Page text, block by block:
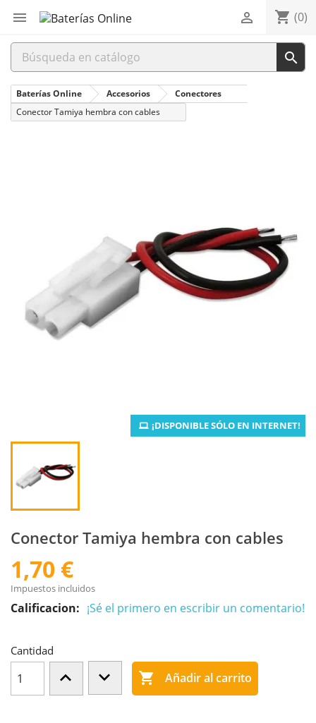
 shopping_cart (0)


Baterías Online Accesorios
Conectores
Conector Tamiya hembra con cables
¡DISPONIBLE SÓLO EN INTERNET!
Conector Tamiya hembra con cables
1,70 €
Impuestos incluidos
Calificacion: ¡Sé el primero en escribir un comentario!
Cantidad
 Añadir al carrito